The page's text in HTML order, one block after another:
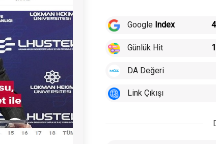
Google Index
Günlük Hit
DA Değeri
Link Çıkışı